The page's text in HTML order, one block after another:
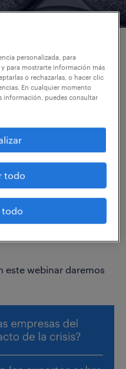
las más impactadas
suspensión de la
o las limitaciones de
importante reto a
es importante
la crisis en las
a recuperarse.
en el
este webinar daremos
personalizada, para
para mostrarte información más
o rechazarlas, o hacer clic
En cualquier momento
información, puedes consultar
todo
todo